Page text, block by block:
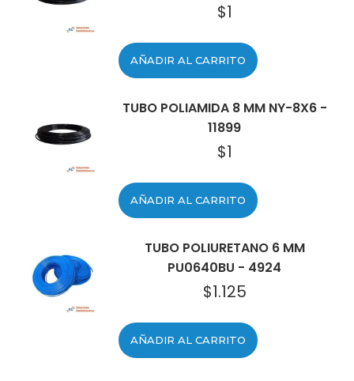
$1
AÑADIR AL CARRITO
TUBO POLIAMIDA 8 MM NY-8X6 -
11899
$1
AÑADIR AL CARRITO
TUBO POLIURETANO 6 MM
PU0640BU - 4924
$1.125
AÑADIR AL CARRITO